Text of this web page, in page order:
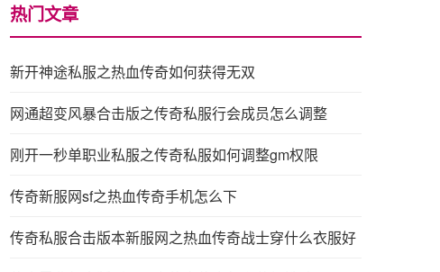
热门文章
新开神途私服之热血传奇如何获得无双
网通超变风暴合击版之传奇私服行会成员怎么调整
刚开一秒单职业私服之传奇私服如何调整gm权限
传奇新服网sf之热血传奇手机怎么下
传奇私服合击版本新服网之热血传奇战士穿什么衣服好